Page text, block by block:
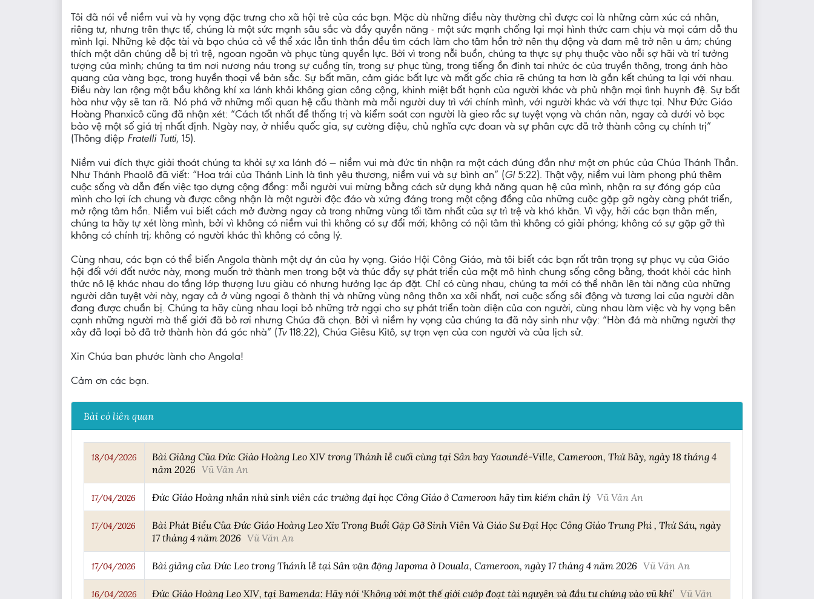
Tôi đã nói về niềm vui và hy vọng đặc trưng cho xã hội trẻ của các bạn. Mặc dù những điều này thường chỉ được coi là những cảm xúc cá nhân,
riêng tư, nhưng trên thực tế, chúng là một sức mạnh sâu sắc và đầy quyền năng - một sức mạnh chống lại mọi hình thức cam chịu và mọi cám dỗ thu
mình lại. Những kẻ độc tài và bạo chúa cả về thể xác lẫn tinh thần đều tìm cách làm cho tâm hồn trở nên thụ động và đam mê trở nên u ám; chúng
thích một dân chúng dễ bị trì trệ, ngoan ngoãn và phục tùng quyền lực. Bởi vì trong nỗi buồn, chúng ta thực sự phụ thuộc vào nỗi sợ hãi và trí tưởng
tượng của mình; chúng ta tìm nơi nương náu trong sự cuồng tín, trong sự phục tùng, trong tiếng ồn đinh tai nhức óc của truyền thông, trong ánh hào
quang của vàng bạc, trong huyền thoại về bản sắc. Sự bất mãn, cảm giác bất lực và mất gốc chia rẽ chúng ta hơn là gắn kết chúng ta lại với nhau.
Điều này lan rộng một bầu không khí xa lánh khỏi không gian công cộng, khinh miệt bất hạnh của người khác và phủ nhận mọi tình huynh đệ. Sự bất
hòa như vậy sẽ tan rã. Nó phá vỡ những mối quan hệ cấu thành mà mỗi người duy trì với chính mình, với người khác và với thực tại. Như Đức Giáo
Hoàng Phanxicô cũng đã nhận xét: “Cách tốt nhất để thống trị và kiểm soát con người là gieo rắc sự tuyệt vọng và chán nản, ngay cả dưới vỏ bọc
bảo vệ một số giá trị nhất định. Ngày nay, ở nhiều quốc gia, sự cường điệu, chủ nghĩa cực đoan và sự phân cực đã trở thành công cụ chính trị”
(Thông điệp Fratelli Tutti, 15).
Niềm vui đích thực giải thoát chúng ta khỏi sự xa lánh đó — niềm vui mà đức tin nhận ra một cách đúng đắn như một ơn phúc của Chúa Thánh Thần.
Như Thánh Phaolô đã viết: “Hoa trái của Thánh Linh là tình yêu thương, niềm vui và sự bình an” (Gl5:22). Thật vậy, niềm vui làm phong phú thêm
cuộc sống và dẫn đến việc tạo dựng cộng đồng: mỗi người vui mừng bằng cách sử dụng khả năng quan hệ của mình, nhận ra sự đóng góp của
mình cho lợi ích chung và được công nhận là một người độc đáo và xứng đáng trong một cộng đồng của những cuộc gặp gỡ ngày càng phát triển,
mở rộng tâm hồn. Niềm vui biết cách mở đường ngay cả trong những vùng tối tăm nhất của sự trì trệ và khó khăn. Vì vậy, hỡi các bạn thân mến,
chúng ta hãy tự xét lòng mình, bởi vì không có niềm vui thì không có sự đổi mới; không có nội tâm thì không có giải phóng; không có sự gặp gỡ thì
không có chính trị; không có người khác thì không có công lý.
Cùng nhau, các bạn có thể biến Angola thành một dự án của hy vọng. Giáo Hội Công Giáo, mà tôi biết các bạn rất trân trọng sự phục vụ của Giáo
hội đối với đất nước này, mong muốn trở thành men trong bột và thúc đẩy sự phát triển của một mô hình chung sống công bằng, thoát khỏi các hình
thức nô lệ khác nhau do tầng lớp thượng lưu giàu có nhưng hưởng lạc áp đặt. Chỉ có cùng nhau, chúng ta mới có thể nhân lên tài năng của những
người dân tuyệt vời này, ngay cả ở vùng ngoại ô thành thị và những vùng nông thôn xa xôi nhất, nơi cuộc sống sôi động và tương lai của người dân
đang được chuẩn bị. Chúng ta hãy cùng nhau loại bỏ những trở ngại cho sự phát triển toàn diện của con người, cùng nhau làm việc và hy vọng bên
cạnh những người mà thế giới đã bỏ rơi nhưng Chúa đã chọn. Bởi vì niềm hy vọng của chúng ta đã nảy sinh như vậy: “Hòn đá mà những người thợ
xây đã loại bỏ đã trở thành hòn đá góc nhà” (Tv118:22), Chúa Giêsu Kitô, sự trọn vẹn của con người và của lịch sử.
Xin Chúa ban phước lành cho Angola!
Cảm ơn các bạn.
Bài có liên quan
18/04/2026
Bài Giảng Của Đức Giáo Hoàng Leo XIV trong Thánh lễ cuối cùng tại Sân bay Yaoundé-Ville, Cameroon, Thứ Bảy, ngày 18 tháng 4
năm 2026 Vũ Văn An
17/04/2026 Đức Giáo Hoàng nhắn nhủ sinh viên các trường đại học Công Giáo ở Cameroon hãy tìm kiếm chân lý Vũ Văn An
17/04/2026
Bài Phát Biểu Của Đức Giáo Hoàng Leo Xiv Trong Buổi Gặp Gỡ Sinh Viên Và Giáo Sư Đại Học Công Giáo Trung Phi , Thứ Sáu, ngày
17 tháng 4 năm 2026 Vũ Văn An
17/04/2026 Bài giảng của Đức Leo trong Thánh lễ tại Sân vận động Japoma ở Douala, Cameroon, ngày 17 tháng 4 năm 2026 Vũ Văn An
16/04/2026 Đức Giáo Hoàng Leo XIV, tại Bamenda: Hãy nói ‘Không với một thế giới cướp đoạt tài nguyên và đầu tư chúng vào vũ khí’ Vũ Văn